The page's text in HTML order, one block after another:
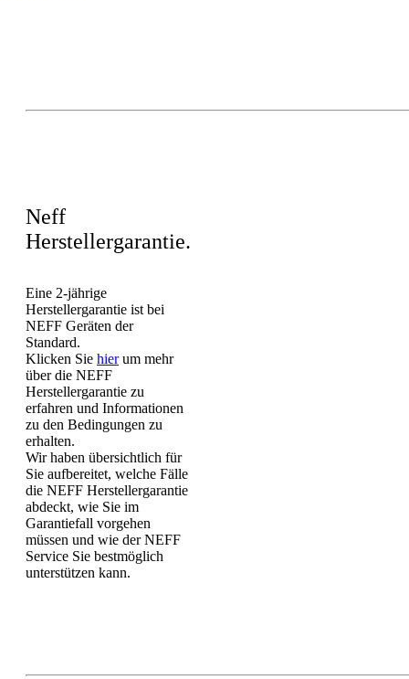
Neff
Herstellergarantie.
Eine 2-jährige
Herstellergarantie ist bei
NEFF Geräten der
Standard.
Klicken Sie hierum mehr
über die NEFF
Herstellergarantie zu
erfahren und Informationen
zu den Bedingungen zu
erhalten.
Wir haben übersichtlich für
Sie aufbereitet, welche Fälle
die NEFF Herstellergarantie
abdeckt, wie Sie im
Garantiefall vorgehen
müssen und wie der NEFF
Service Sie bestmöglich
unterstützen kann.